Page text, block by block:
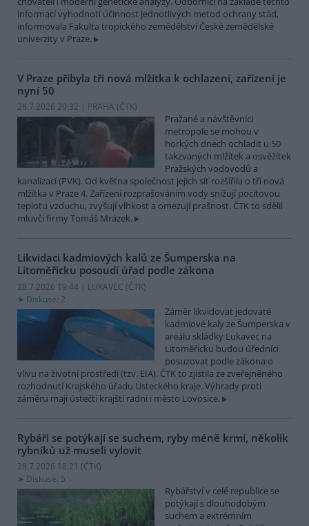
informací vyhodnotí účinnost jednotlivých metod ochrany stád,
informovala Fakulta tropického zemědělství České zemědělské
univerzity v Praze.
V Praze přibyla tři nová mlžítka k ochlazení, zařízení je
nyní 50
28.7.2026 20:32 | PRAHA (ČTK)
Pražané a návštěvníci
metropole se mohou v
horkých dnech ochladit u 50
takzvaných mlžítek a osvěžítek
Pražských vodovodů a
kanalizací (PVK). Od května společnost jejich síť rozšířila o tři nová
mlžítka v Praze 4. Zařízení rozprašováním vody snižují pocitovou
teplotu vzduchu, zvyšují vlhkost a omezují prašnost. ČTK to sdělil
mluvčí firmy Tomáš Mrázek.
Likvidaci kadmiových kalů ze Šumperska na
Litoměřicku posoudí úřad podle zákona
28.7.2026 19:44 | LUKAVEC (ČTK)
Diskuse: 2
Záměr likvidovat jedovaté
kadmiové kaly ze Šumperska v
areálu skládky Lukavec na
Litoměřicku budou úředníci
posuzovat podle zákona o
vlivu na životní prostředí (tzv. EIA). ČTK to zjistila ze zveřejněného
rozhodnutí Krajského úřadu Ústeckého kraje. Výhrady proti
záměru mají ústečtí krajští radní i město Lovosice.
Rybáři se potýkají se suchem, ryby méně krmí, několik
rybníků už museli vylovit
28.7.2026 18:21 (ČTK)
Diskuse: 5
Rybářství v celé republice se
potýkají s dlouhodobým
suchem a extrémním